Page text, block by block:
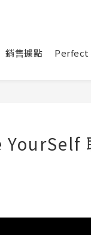
銷售據點 Perfect
YourSelf